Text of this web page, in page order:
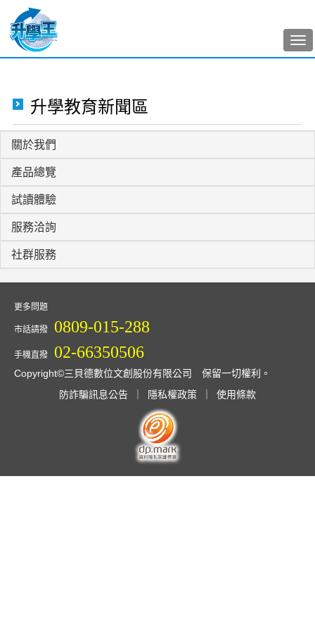
升學教育新聞區
關於我們
產品總覽
試讀體驗
服務洽詢
社群服務
更多問題
市話請撥 0809-015-288
手機直撥 02-66350506
Copyright©三貝德數位文創股份有限公司 保留一切權利。
防詐騙訊息公告
隱私權政策 使用條款